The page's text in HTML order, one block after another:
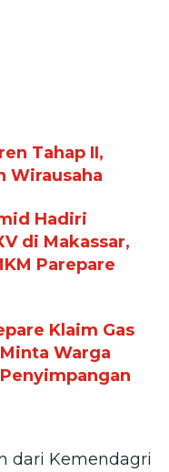
Tahap II,
Wirausaha
Hadiri
di Makassar,
Parepare
Klaim Gas
Warga
dari Kemendagri